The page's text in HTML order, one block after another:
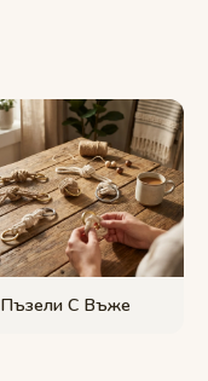
Пъзели С Въже